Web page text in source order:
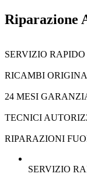
Riparazione
SERVIZIO RAPIDO
RICAMBI
24 MESI
TECNICI
RIPARAZIONI
SERVIZIO